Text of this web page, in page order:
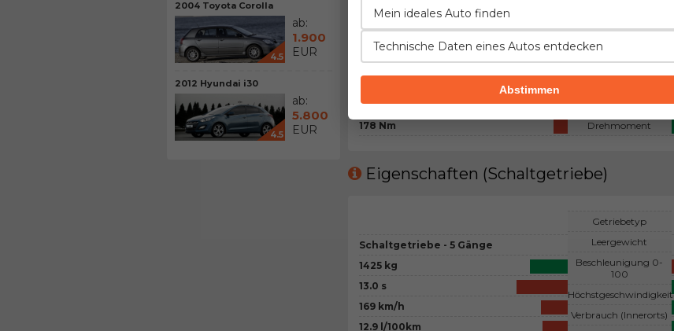
2004 Toyota Corolla
4.5
ab:
1.900
EUR
2012 Hyundai i30
4.5
ab:
5.800
EUR
Benzin
4 - Reihenmotor, 4 Ventile pro
Zylinder
übliches
130 PS
178 Nm
Konfiguration
Lufteinfluss
Leistung
Drehmoment
Eigenschaften (Schaltgetriebe)
Schaltgetriebe - 5 Gänge
1425 kg
13.0 s
169 km/h
12.9 l/100km
Getriebetyp
Leergewicht
Beschleunigung 0-
100
Höchstgeschwindigkeit
Verbrauch (Innerorts)
Mein ideales Auto finden
Technische Daten eines Autos entdecken
Abstimmen